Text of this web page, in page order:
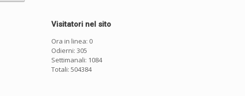
Visitatori nel sito
Ora in linea: 0
Odierni: 305
Settimanali: 1084
Totali: 504384